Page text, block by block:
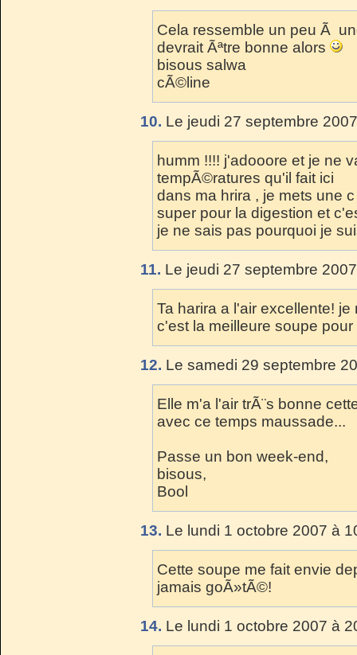
Cela ressemble un peu Ã
devrait Ãªtre bonne alors
bisous salwa
cÃ©line
10. Le jeudi 27 septembre
humm !!!! j'adooore et je ne
tempÃ©ratures qu'il fait ici
dans ma hrira , je mets une
super pour la digestion et
je ne sais pas pourquoi je
11. Le jeudi 27 septembre
Ta harira a l'air excellente!
c'est la meilleure soupe
12. Le samedi 29 septembre
Elle m'a l'air trÃ¨s bonne
avec ce temps maussade...
Passe un bon week-end,
bisous,
Bool
13. Le lundi 1 octobre 2007 à
Cette soupe me fait envie
jamais goÃ»tÃ©!
14. Le lundi 1 octobre 2007 à